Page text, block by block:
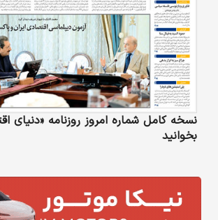
نسخه کامل شماره امروز روزنامه «دنیای‌
بخوانید